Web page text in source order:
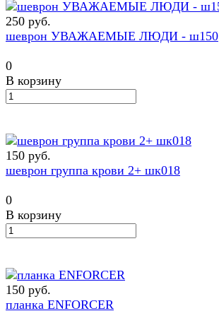
250 руб.
шеврон УВАЖАЕМЫЕ ЛЮДИ - ш150
0
В корзину
150 руб.
шеврон группа крови 2+ шк018
0
В корзину
150 руб.
планка ENFORCER